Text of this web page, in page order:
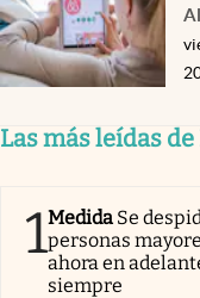
Las más leídas
1Medida Se
personas
ahora en
siempre